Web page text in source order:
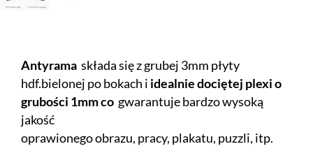
Antyramaskłada się z grubej 3mm płyty
hdf.bielonej po bokach i idealnie dociętej plexi o
grubości 1mm co gwarantuje bardzo wysoką
jakość
oprawionego obrazu, pracy, plakatu, puzzli, itp.